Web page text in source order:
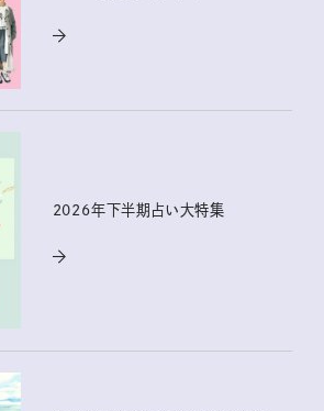
2026年下半期占い大特集